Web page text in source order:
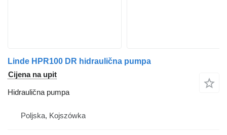
Linde HPR100 DR hidraulična pumpa
Cijena na upit
Hidraulična pumpa
Poljska, Kojszówka